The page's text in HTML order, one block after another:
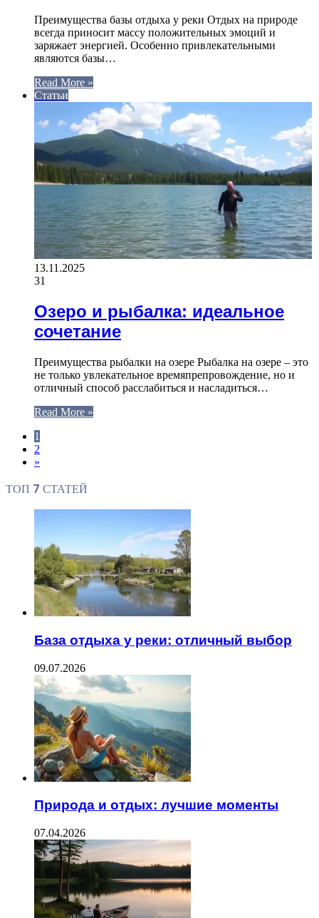
Преимущества базы отдыха у реки Отдых на природе
всегда приносит массу положительных эмоций и
заряжает энергией. Особенно привлекательными
являются базы…
Read More »
Статьи
13.11.2025
31
Озеро и рыбалка: идеальное
сочетание
Преимущества рыбалки на озере Рыбалка на озере – это
не только увлекательное времяпрепровождение, но и
отличный способ расслабиться и насладиться…
Read More »
1
2
»
ТОП 7 СТАТЕЙ
База отдыха у реки: отличный выбор
09.07.2026
Природа и отдых: лучшие моменты
07.04.2026